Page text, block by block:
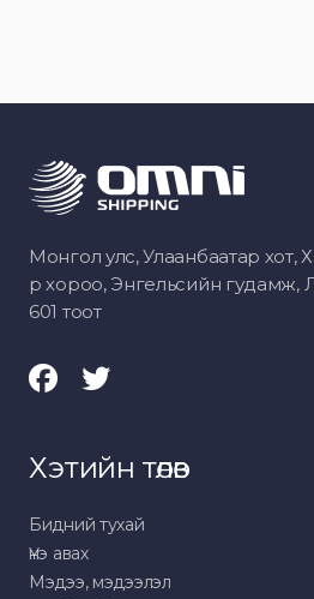
Монгол улс, Улаанбаатар хот,
р хороо, Энгельсийн гудамж,
601 тоот
Хэтийн төлөв
Бидний тухай
Үнэ авах
Мэдээ, мэдээлэл